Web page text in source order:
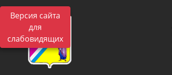
Версия сайта
для
слабовидящих